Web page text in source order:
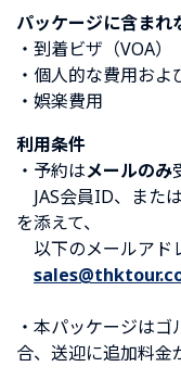
パッケージに含まれ
・到着ビザ（VOA）
・個人的な費用お
・娯楽費用
利用条件
・予約はメールのみ
JAS会員ID、また
を添えて、
以下のメールアド
・本パッケージはゴ
合、送迎に追加料金